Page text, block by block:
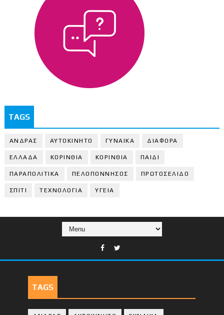
TAGS
ΑΝΔΡΑΣ ΑΥΤΟΚΙΝΗΤΟ ΓΥΝΑΙΚΑ ΔΙΑΦΟΡΑ
ΕΛΛΑΔΑ ΚΟΡΙΝΘΙΑ ΚΟΡΙΝΘΙA ΠΑΙΔΙ
ΠΑΡΑΠΟΛΙΤΙΚΑ ΠΕΛΟΠΟΝΝΗΣΟΣ ΠΡΩΤΟΣΕΛΙΔΟ
ΣΠΙΤΙ ΤΕΧΝΟΛΟΓΙΑ ΥΓΕΙΑ
TAGS